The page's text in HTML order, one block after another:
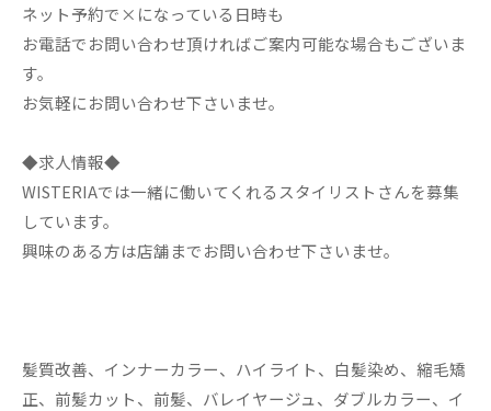
ネット予約で×になっている日時も
お電話でお問い合わせ頂ければご案内可能な場合もございま
す。
お気軽にお問い合わせ下さいませ。
◆求人情報◆
WISTERIAでは一緒に働いてくれるスタイリストさんを募集
しています。
興味のある方は店舗までお問い合わせ下さいませ。
髪質改善、インナーカラー、ハイライト、白髪染め、縮毛矯
正、前髪カット、前髪、バレイヤージュ、ダブルカラー、イ